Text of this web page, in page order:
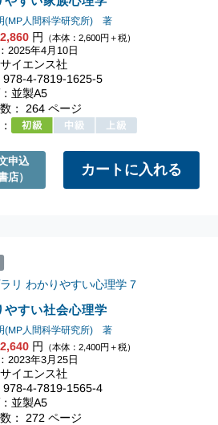
(MP人間科学研究所) 著
2,860 円 （本体：2,600円＋税）
2025年4月10日
イエンス社
978-4-7819-1625-5
並製A5
： 264 ページ
申込
店）
やすい社会心理学
リ わかりやすい心理学 7
(MP人間科学研究所) 著
2,640 円 （本体：2,400円＋税）
2023年3月25日
イエンス社
978-4-7819-1565-4
並製A5
： 272 ページ